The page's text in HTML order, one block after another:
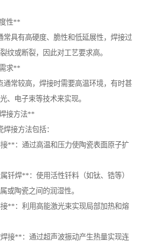
性**
具有高硬度、脆性和低延展性，焊接过
纹或断裂，因此对工艺要求高。
求**
常较高，焊接时需要高温环境，有时甚
、电子束等技术来实现。
接方法**
接方法包括：
：通过高温和压力使陶瓷表面原子扩
焊**：使用活性钎料（如钛、锆等）
或陶瓷之间的润湿性。
：利用高能激光束实现局部加热和熔
**：通过超声波振动产生热量实现连